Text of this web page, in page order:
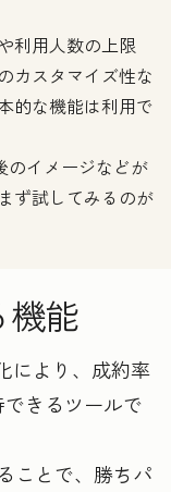
利用人数の上限
カスタマイズ性な
的な機能は利用で
のイメージなどが
ず試してみるのが
機能
により、成約率
きるツールで
ことで、勝ちパ